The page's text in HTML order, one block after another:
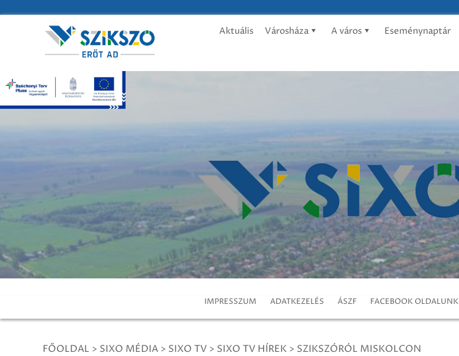
Aktuális Városháza A város Eseménynaptár
IMPRESSZUM ADATKEZELÉS ÁSZF FACEBOOK OLDALUNK
FŐOLDAL > SIXO MÉDIA > SIXO TV > SIXO TV HÍREK > SZIKSZÓRÓL MISKOLCON